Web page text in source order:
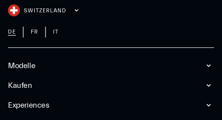
Modelle
Kaufen
Experiences
SWITZERLAND
DE FR IT